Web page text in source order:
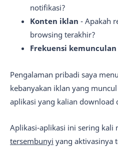
notifikasi?
Konten iklan - Apakah
browsing terakhir?
Frekuensi kemunculan
Pengalaman pribadi saya
kebanyakan iklan yang
aplikasi yang kalian download
Aplikasi-aplikasi ini sering kali
tersembunyi yang aktivasinya